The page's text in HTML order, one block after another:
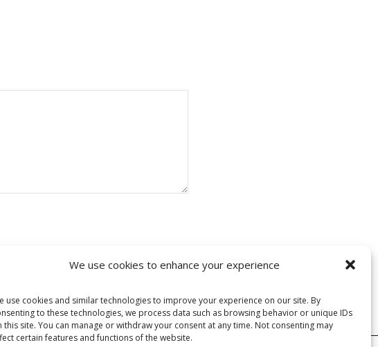
We use cookies to enhance your experience
use cookies and similar technologies to improve your experience on our site. By
to these technologies, we process data such as browsing behavior or unique IDs
this site. You can manage or withdraw your consent at any time. Not consenting may
certain features and functions of the website.
façon dont les données de vos